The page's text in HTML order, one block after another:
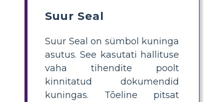
Suur Seal
Suur Seal on sümbol kuninga
asutus. See kasutati hallituse
vaha tihendite poolt
kinnitatud dokumendid
kuningas. Tõeline pitsat